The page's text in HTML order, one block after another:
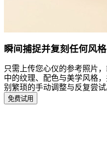
瞬间捕捉并复刻任何风格
只需上传您心仪的参考照片
中的纹理、配色与美学风格
别繁琐的手动调整与反复尝试
免费试用